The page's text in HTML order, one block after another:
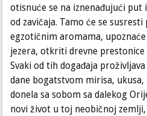
otisnuće se na iznenađujući
od zavičaja. Tamo će se
egzotičnim aromama,
jezera, otkriti drevne
Svaki od tih događaja
dane bogatstvom mirisa,
donela sa sobom sa dalekog
novi život u toj neobičnoj